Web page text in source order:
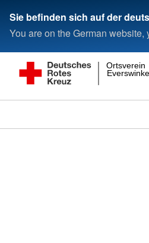
Sie befinden sich auf der
You are on the German
Ortsverein